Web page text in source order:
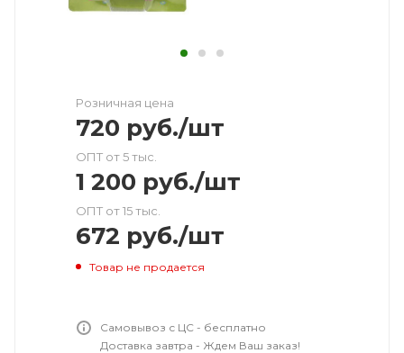
Розничная цена
720 руб./шт
ОПТ от 5 тыс.
1 200 руб./шт
ОПТ от 15 тыс.
672 руб./шт
Товар не продается
Самовывоз с ЦС - бесплатно
Доставка завтра - Ждем Ваш заказ!